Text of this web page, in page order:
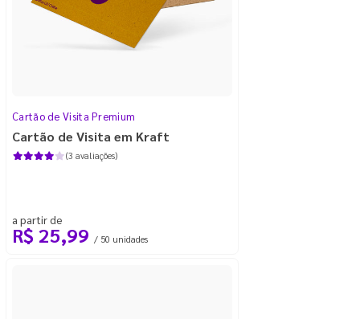
Cartão de Visita Premium
Cartão de Visita em Kraft
(3 avaliações)
a partir de
R$ 25,99 / 50 unidades